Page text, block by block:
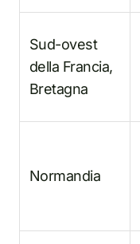
Sud-ovest
della Francia,
Bretagna
Normandia